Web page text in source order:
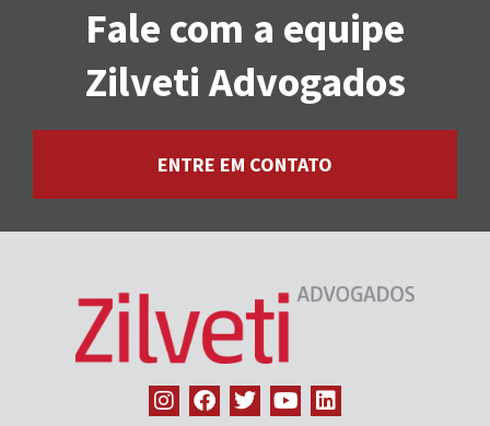
Fale com a equipe
Zilveti Advogados
ENTRE EM CONTATO